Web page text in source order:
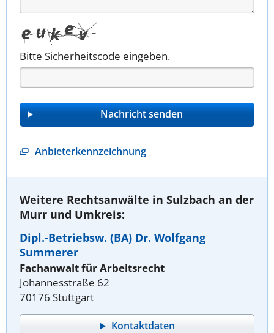
Bitte Sicherheitscode eingeben.
Anbieterkennzeichnung
Weitere Rechtsanwälte in Sulzbach an der
Murr und Umkreis:
Dipl.-Betriebsw. (BA) Dr. Wolfgang
Summerer
Fachanwalt für Arbeitsrecht
Johannesstraße 62
70176 Stuttgart
Kontaktdaten